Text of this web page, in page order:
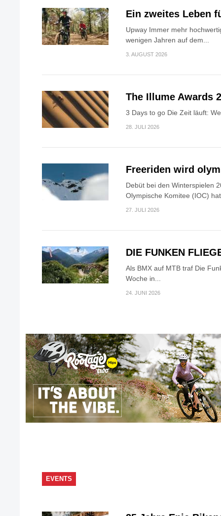
Ein zweites Leben
Upway Immer mehr
wenigen Jahren auf dem...
3. AUGUST 2026
The Illume Awards
3 Days to go Die Zeit läuft:
28. JULI 2026
Freeriden wird
Debüt bei den Winterspielen
Olympische Komitee (IOC)
27. JULI 2026
DIE FUNKEN
Als BMX auf MTB traf Die
Woche in...
24. JUNI 2026
EVENTS